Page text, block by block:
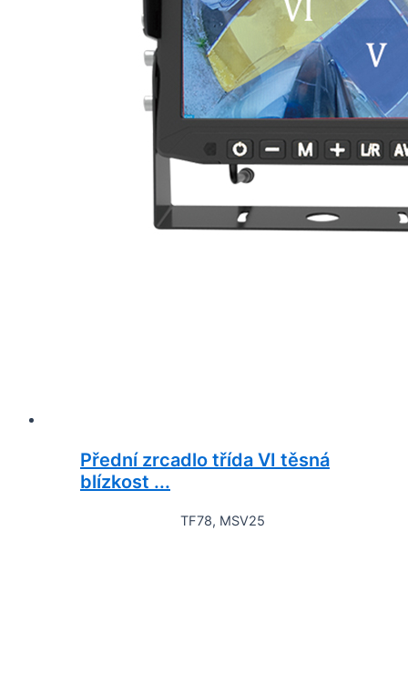
Přední zrcadlo třída VI těsná
blízkost ...
TF78, MSV25